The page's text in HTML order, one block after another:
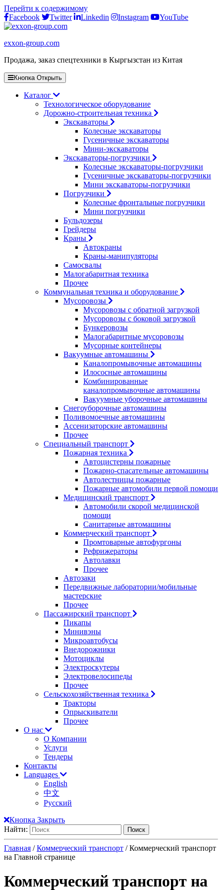
Перейти к содержимому
Facebook
Twitter Linkedin Instagram YouTube
exxon-group.com
Продажа, заказ спецтехники в Кыргызстан из Китая
Кнопка Открыть
Каталог
Технологическое оборудование
Дорожно-строительная техника
Экскаваторы
Колесные экскаваторы
Гусеничные экскаваторы
Мини-экскаваторы
Экскаваторы-погрузчики
Колесные экскаваторы-погрузчики
Гусеничные экскаваторы-погрузчики
Мини экскаваторы-погрузчики
Погрузчики
Колесные фронтальные погрузчики
Мини погрузчики
Бульдозеры
Грейдеры
Краны
Автокраны
Краны-манипуляторы
Самосвалы
Малогабаритная техника
Прочее
Коммунальная техника и оборудование
Мусоровозы
Мусоровозы с обратной загрузкой
Мусоровозы с боковой загрузкой
Бункеровозы
Малогабаритные мусоровозы
Мусорные контейнеры
Вакуумные автомашины
Каналопромывочные автомашины
Илососные автомашины
Комбинированные
каналопромывочные автомашины
Вакуумные уборочные автомашины
Снегоуборочные автомашины
Поливомоечные автомашины
Ассенизаторские автомашины
Прочее
Специальный транспорт
Пожарная техника
Автоцистерны пожарные
Пожарно-спасательные автомашины
Автолестницы пожарные
Пожарные автомобили первой помощи
Медицинский транспорт
Автомобили скорой медицинской
помощи
Санитарные автомашины
Коммерческий транспорт
Промтоварные автофургоны
Рефрижераторы
Автолавки
Прочее
Автозаки
Передвижные лаборатории/мобильные
мастерские
Прочее
Пассажирский транспорт
Пикапы
Минивэны
Микроавтобусы
Внедорожники
Мотоциклы
Электроскутеры
Электровелосипеды
Прочее
Сельскохозяйственная техника
Тракторы
Опрыскиватели
Прочее
О нас
О Компании
Услуги
Тендеры
Контакты
Languages
English
中文
Русский
Кнопка Закрыть
Найти:
Главная /Коммерческий транспорт / Коммерческий транспорт
на Главной странице
Коммерческий транспорт на